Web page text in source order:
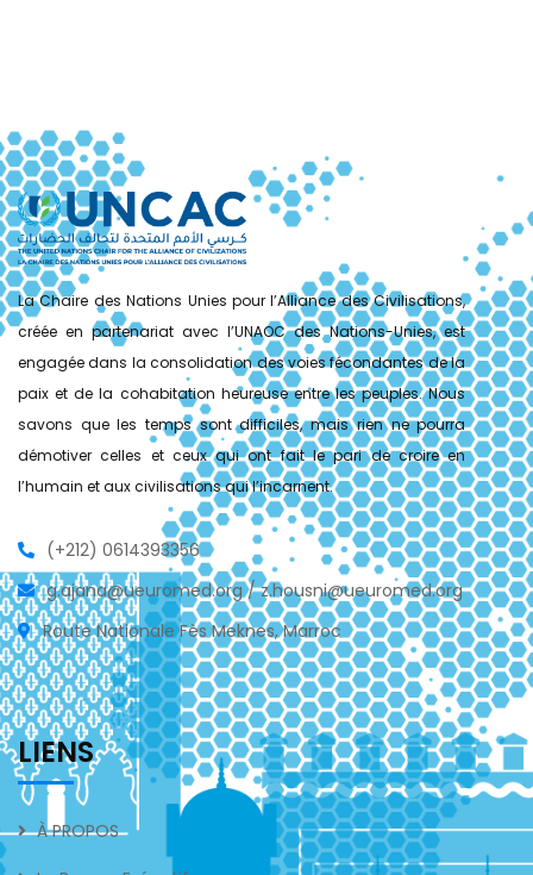
La Chaire des Nations Unies pour l’Alliance des Civilisations,
créée en partenariat avec l’UNAOC des Nations-Unies, est
engagée dans la consolidation des voies fécondantes de la
paix et de la cohabitation heureuse entre les peuples. Nous
savons que les temps sont difficiles, mais rien ne pourra
démotiver celles et ceux qui ont fait le pari de croire en
l’humain et aux civilisations qui l’incarnent.
(+212) 0614393356
g.ajana@ueuromed.org / z.housni@ueuromed.org
Route Nationale Fès Meknes, Marroc
LIENS
À PROPOS